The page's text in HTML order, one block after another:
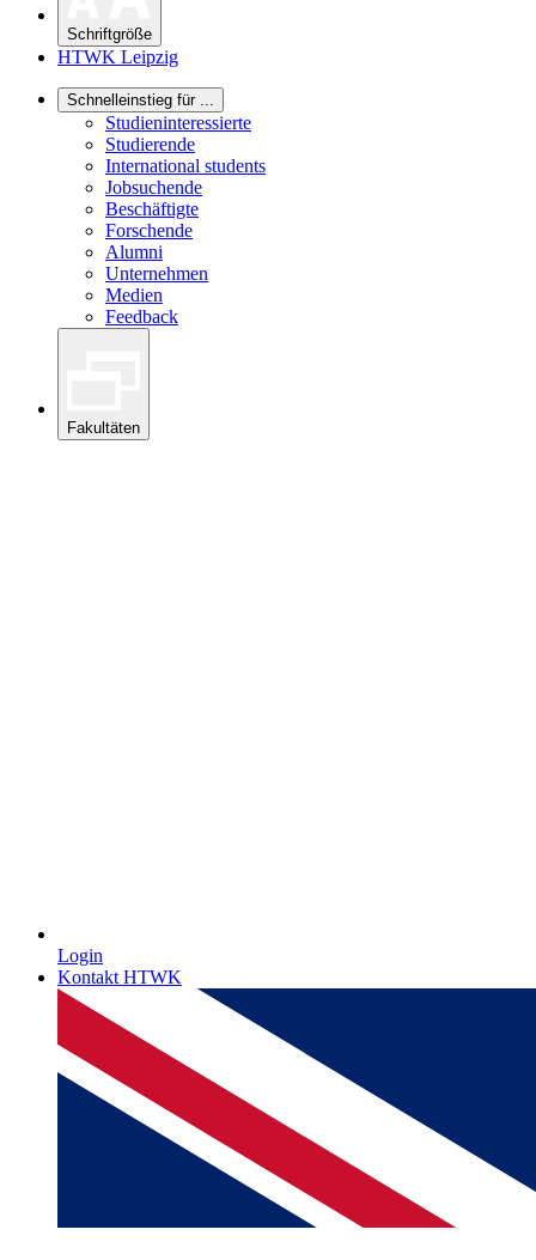
Schriftgröße
HTWK Leipzig
Schnelleinstieg für ...
Studieninteressierte
Studierende
International students
Jobsuchende
Beschäftigte
Forschende
Alumni
Unternehmen
Medien
Feedback
Fakultäten
Login
Kontakt HTWK